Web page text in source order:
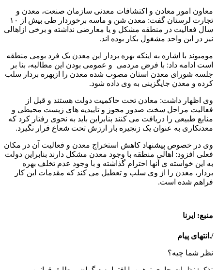
معاون امور معادن و اکتشافات معدنی سازمان صنعت، معدن و
تجارت لرستان گفت: معدن شن و ماسه برخوردار طی بیش از ۱۰
سال فعالیت در منطقه مشکل و یا معارضی نداشته و برخی ازاهالی
نیز در این واحد مشغول بکار بوده اند.
مومیوند با اشاره به اینکه بهره بردار این معدن یک فرد بومی منطقه
است ادامه داد:‌ با فرض مردمی و عمومی بودن این مطالبه، بنا بر
جلسه شورای معدن استان مصوب شده معدن را ازبهره بردار سلب
کرده و معدن جایگزینی به وی داده شود.
وی اظهار داشت: معادن تحت حاکمیت دولت هستند و قبل از
فعالیت مراحل سخت صدور مجوز و تاییدیه های زیست محیطی و
منابع طبیعی را دریافت می کنند بنابراین باید به نحوی رفتار کرد که
معدنکاری به عنوان یک زنجیره بار ارزش تحت شعاع قرار نگیرد.
وی در خصوص پیشنهاد کاهش استخراج معدن و فعالیت آن در مکان
فعلی افزود: اهالی منطقه با وجود معدن مشکل دارند بنابراین دولت
به این خواسته ی آنها احترام گذاشته و با وجود عدم تخلف بهره
بردار، معدن را از وی سلب و تعطیل می کند که مقدمات این کار
فراهم شده است.
منبع: ایرنا
/.انتهای پیام
نظر شما چیه؟